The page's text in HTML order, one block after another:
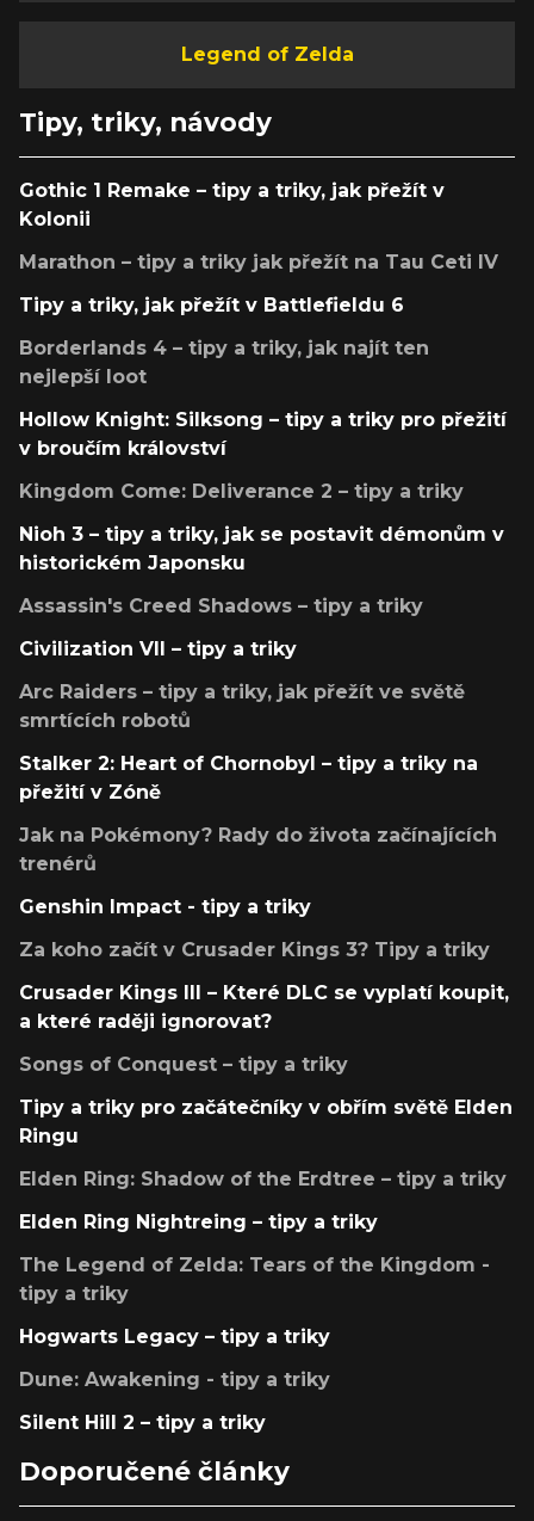
Legend of Zelda
Tipy, triky, návody
Gothic 1 Remake – tipy a triky, jak přežít v
Kolonii
Marathon – tipy a triky jak přežít na Tau Ceti IV
Tipy a triky, jak přežít v Battlefieldu 6
Borderlands 4 – tipy a triky, jak najít ten
nejlepší loot
Hollow Knight: Silksong – tipy a triky pro přežití
v broučím království
Kingdom Come: Deliverance 2 – tipy a triky
Nioh 3 – tipy a triky, jak se postavit démonům v
historickém Japonsku
Assassin's Creed Shadows – tipy a triky
Civilization VII – tipy a triky
Arc Raiders – tipy a triky, jak přežít ve světě
smrtících robotů
Stalker 2: Heart of Chornobyl – tipy a triky na
přežití v Zóně
Jak na Pokémony? Rady do života začínajících
trenérů
Genshin Impact - tipy a triky
Za koho začít v Crusader Kings 3? Tipy a triky
Crusader Kings III – Které DLC se vyplatí koupit,
a které raději ignorovat?
Songs of Conquest – tipy a triky
Tipy a triky pro začátečníky v obřím světě Elden
Ringu
Elden Ring: Shadow of the Erdtree – tipy a triky
Elden Ring Nightreing – tipy a triky
The Legend of Zelda: Tears of the Kingdom -
tipy a triky
Hogwarts Legacy – tipy a triky
Dune: Awakening - tipy a triky
Silent Hill 2 – tipy a triky
Doporučené články